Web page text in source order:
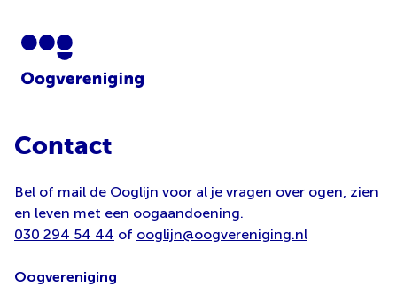
Contact
Bel of mail de Ooglijn voor al je vragen over ogen, zien
en leven met een oogaandoening.
030 294 54 44 of ooglijn@oogvereniging.nl
Oogvereniging